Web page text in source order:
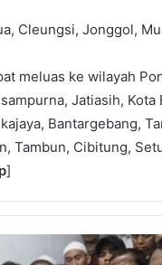
Cleungsi, Jonggol,
meluas ke wilayah
Jatiasih, Kota
Bantargebang,
Tambun, Cibitung,
]